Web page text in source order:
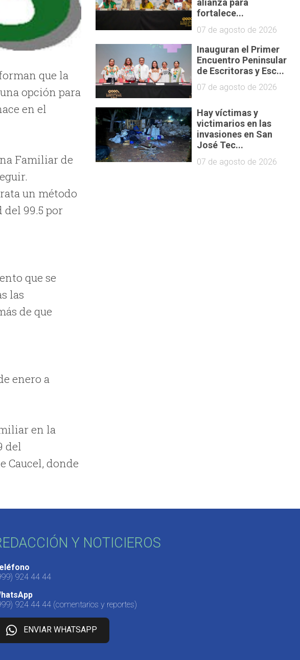
que la
opción para
en el
Familiar de
un método
99.5 por
que se
las
de que
enero a
en la
del
Caucel, donde
alianza para
fortalece...
07 de agosto de 2026
Inauguran el Primer
Encuentro Peninsular
de Escritoras y Esc...
07 de agosto de 2026
Hay víctimas y
victimarios en las
invasiones en San
José Tec...
07 de agosto de 2026
Y NOTICIEROS
924 44 44
924 44 44 (comentarios y reportes)
ENVIAR WHATSAPP